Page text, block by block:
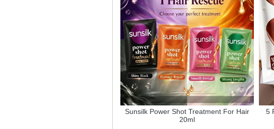
Sunsilk Power Shot Treatment For Hair
20ml
5